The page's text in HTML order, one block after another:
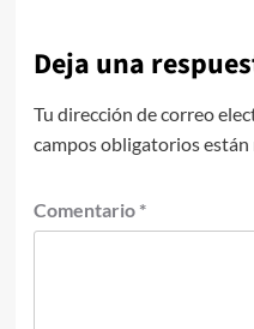
Deja una
Tu dirección de correo
campos obligatorios están
Comentario *